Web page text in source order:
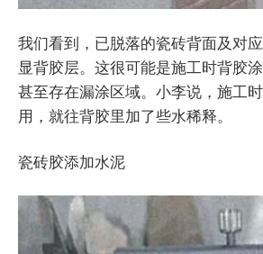
我们看到，已脱落的瓷砖背面及对
显背胶层。这很可能是施工时背胶
甚至存在漏涂区域。小李说，施工
用，就往背胶里加了些水稀释。
瓷砖胶添加水泥